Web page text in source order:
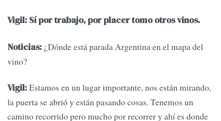
Vigil: Sí por trabajo, por placer tomo otros vinos.
Noticias: ¿Dónde está parada Argentina en el mapa del
vino?
Vigil:Estamos en un lugar importante, nos están mirando,
la puerta se abrió y están pasando cosas. Tenemos un
camino recorrido pero mucho por recorrer y ahí es donde